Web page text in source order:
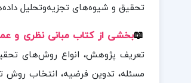
تحقیق و شیوه‌های تجزیه‌وتحلیل
📖بخشی از کتاب مبانی نظری و
تعریف پژوهش، انواع روش‌های
مسئله، تدوین فرضیه، انتخاب روش